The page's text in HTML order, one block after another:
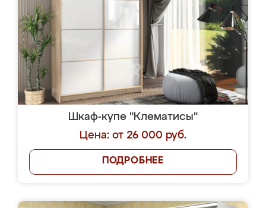
Шкаф-купе "Клематисы"
Цена: от 26 000 руб.
ПОДРОБНЕЕ